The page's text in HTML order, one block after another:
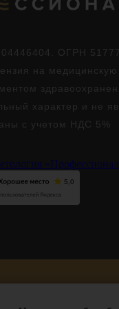
ОГРН
на медицинскую
характер и не
с учетом НДС 5%